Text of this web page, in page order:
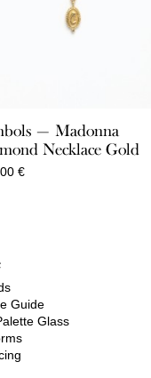
— Madonna
Necklace Gold
€
Guide
Glass